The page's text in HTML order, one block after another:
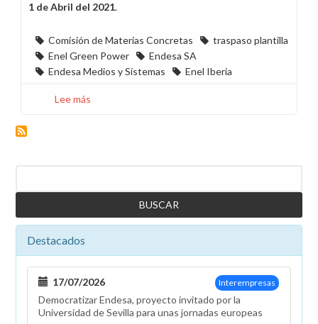
1 de Abril del 2021.
Comisión de Materias Concretas
traspaso plantilla
Enel Green Power
Endesa SA
Endesa Medios y Sistemas
Enel Iberia
Lee más
de
trabajadores
de
S.A.
y
Enel
Green
Power
Destacados
Interempresas
17/07/2026
Democratizar Endesa, proyecto invitado por la
Universidad de Sevilla para unas jornadas europeas